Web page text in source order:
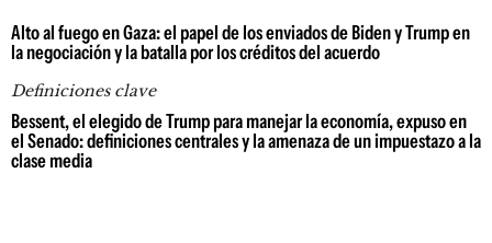
Alto al fuego en Gaza: el papel de los enviados de Biden y Trump en
la negociación y la batalla por los créditos del acuerdo
Definiciones clave
Bessent, el elegido de Trump para manejar la economía, expuso en
el Senado: definiciones centrales y la amenaza de un impuestazo a la
clase media